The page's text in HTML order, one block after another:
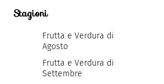
Stagioni
Frutta e Verdura di
Agosto
Frutta e Verdura di
Settembre